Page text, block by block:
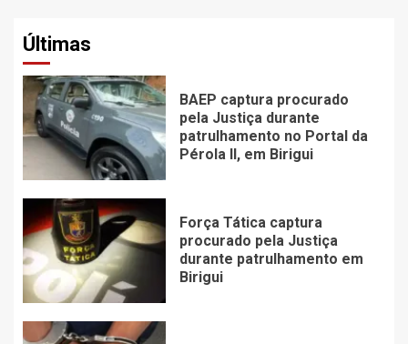
Últimas
BAEP captura procurado
pela Justiça durante
patrulhamento no Portal da
Pérola ll, em Birigui
Força Tática captura
procurado pela Justiça
durante patrulhamento em
Birigui